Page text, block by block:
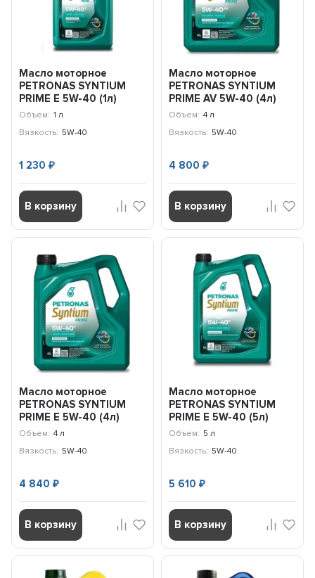
Масло моторное
PETRONAS SYNTIUM
PRIME E 5W-40 (1л)
71243E18EU
Объем: 1 л
Вязкость: 5W-40
1 230₽
В корзину
Масло моторное
PETRONAS SYNTIUM
PRIME AV 5W-40 (4л)
71242K1YEU
Объем: 4 л
Вязкость: 5W-40
4 800 ₽
В корзину
Масло моторное
PETRONAS SYNTIUM
PRIME E 5W-40 (4л)
71243K1YEU
Объем: 4 л
Вязкость: 5W-40
4 840₽
В корзину
Масло моторное
PETRONAS SYNTIUM
PRIME E 5W-40 (5л)
71243M12EU
Объем: 5 л
Вязкость: 5W-40
5 610 ₽
В корзину